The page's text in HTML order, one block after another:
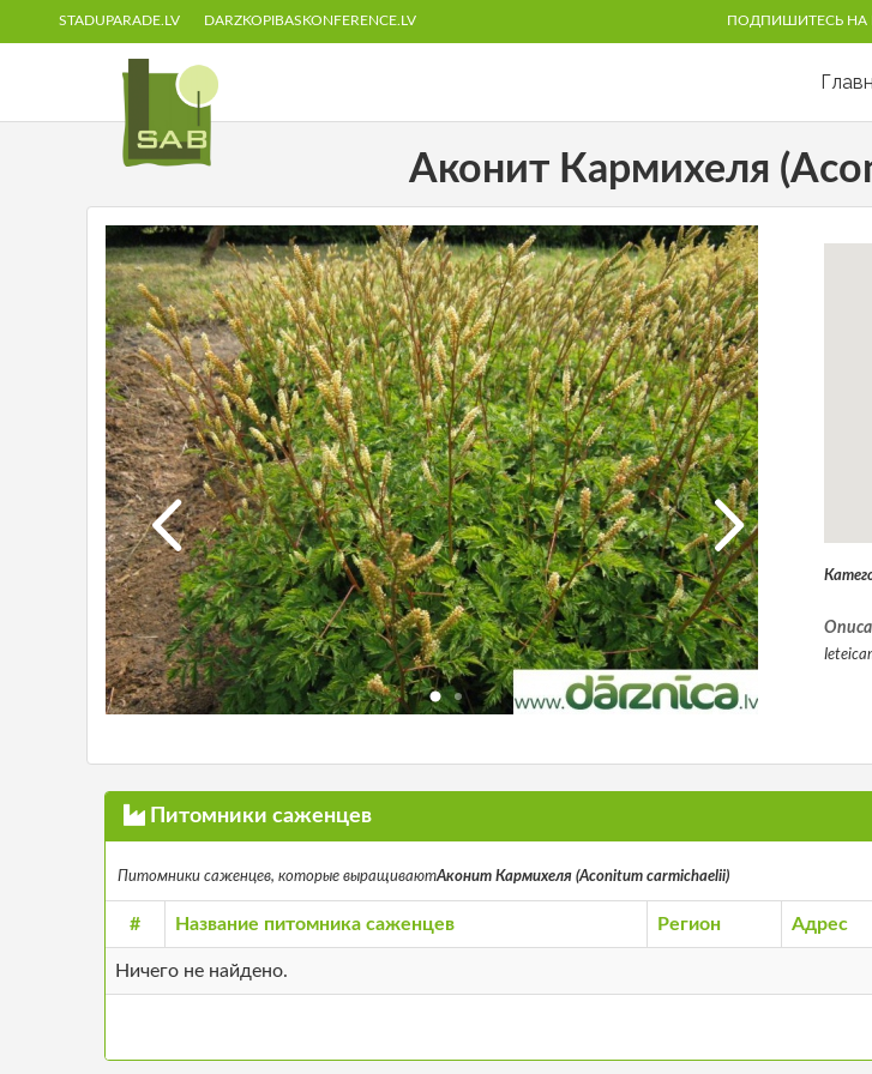
STADUPARADE.LV DARZKOPIBASKONFERENCE.LV ПОДПИШИТЕСЬ НА
Аконит Кармихеля
Питомники саженцев
Питомники саженцев, которые выращиваютАконит Кармихеля (Aconitum carmichaelii)
# Название питомника саженцев Регион Адрес
Ничего не найдено.